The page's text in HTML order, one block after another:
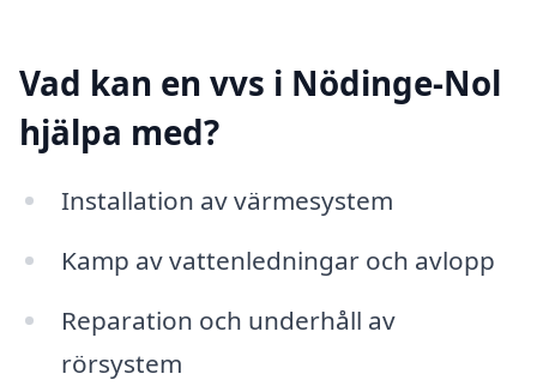
Vad kan en vvs i Nödinge-Nol
hjälpa med?
Installation av värmesystem
Kamp av vattenledningar och avlopp
Reparation och underhåll av
rörsystem